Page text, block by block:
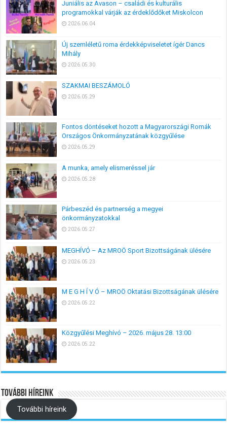
Juniális az Avason – családi és kulturális
programokkal várják az érdeklődőket Miskolcon
2026.06.04
Új szemléletű roma érdekképviseletet ígér Dancs
Mihály
2026.05.30
SZAKMAI BESZÁMOLÓ
2026.05.29
Fontos döntéseket hozott a Magyarországi Romák
Országos Önkormányzatának közgyűlése
2026.05.29
A munka, amely elismeréssel jár
2026.05.28
Párbeszéd és partnerség a megyei
önkormányzatokkal
2026.05.27
MEGHÍVÓ – Az MROÖ Sport Bizottságának ülésére
2026.05.23
M E G H Í V Ó – MROÖ Oktatási Bizottságának ülésére
2026.05.22
Közgyűlési Meghívó – 2026. május 28. 13:00
2026.05.22
További híreink
További híreink